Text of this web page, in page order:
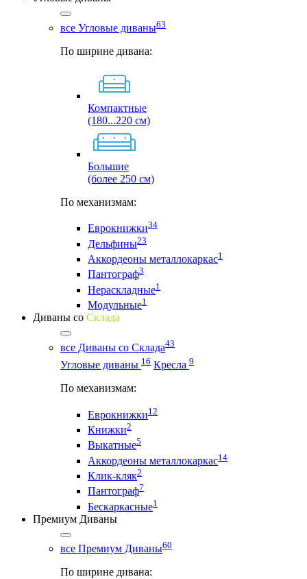
все Угловые диваны63
По ширине дивана:
Компактные
(180...220 см)
Большие
(более 250 см)
По механизмам:
Еврокнижки34
Дельфины23
Аккордеоны металлокаркас1
Пантограф3
Нераскладные1
Модульные1
Диваны со Склада
все Диваны со Склада43
Угловые диваны 16 Кресла 9
По механизмам:
Еврокнижки12
Книжки2
Выкатные5
Аккордеоны металлокаркас14
Клик-кляк2
Пантограф7
Бескаркасные1
Премиум Диваны
все Премиум Диваны60
По ширине дивана: